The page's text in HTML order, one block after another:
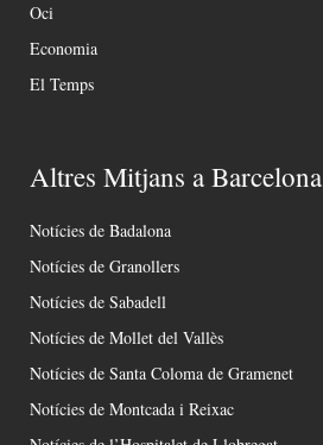
Oci
Economia
El Temps
Altres Mitjans a Barcelona
Notícies de Badalona
Notícies de Granollers
Notícies de Sabadell
Notícies de Mollet del Vallès
Notícies de Santa Coloma de Gramenet
Notícies de Montcada i Reixac